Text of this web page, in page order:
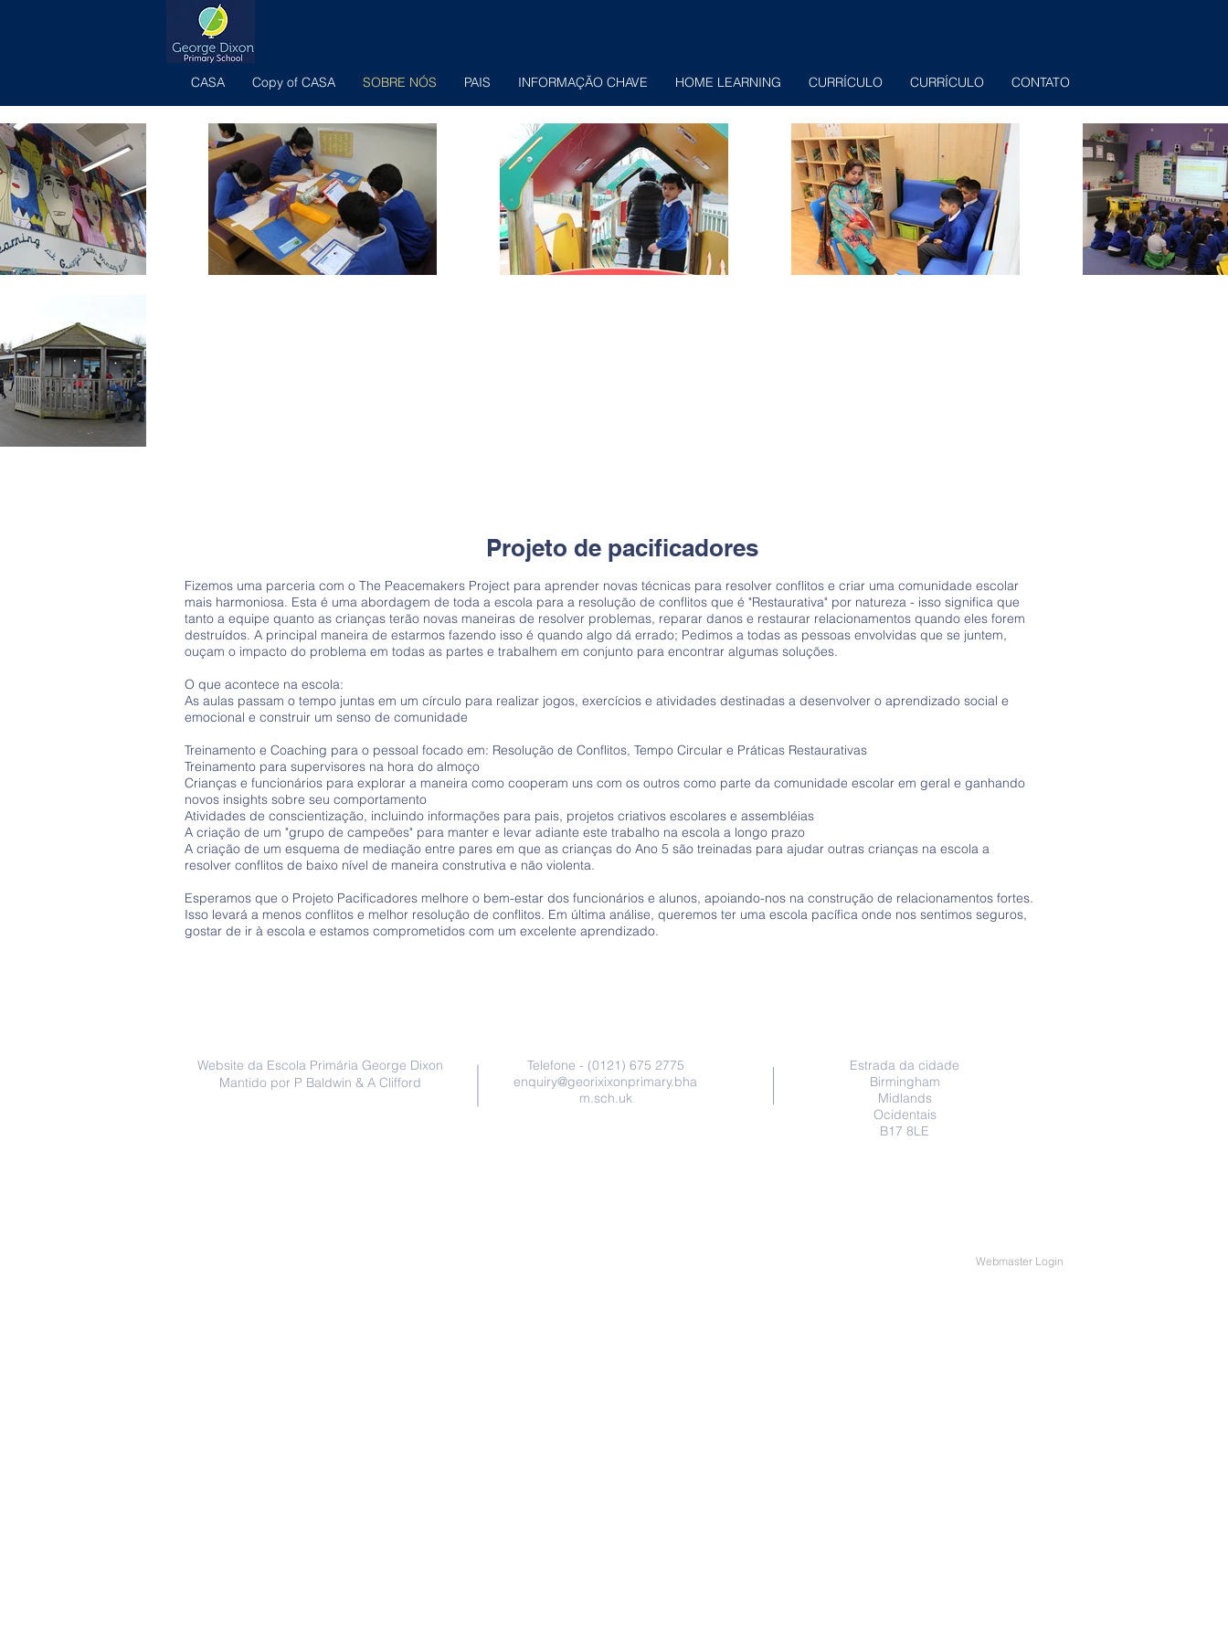
CASA Copy of CASA SOBRE NÓS PAIS INFORMAÇÃO CHAVE HOME LEARNING CURRÍCULO CURRÍCULO CONTATO
Projeto de pacificadores
Fizemos uma parceria com o The Peacemakers Project para aprender novas técnicas para resolver conflitos e criar uma comunidade escolar
mais harmoniosa. Esta é uma abordagem de toda a escola para a resolução de conflitos que é "Restaurativa" por natureza - isso significa que
tanto a equipe quanto as crianças terão novas maneiras de resolver problemas, reparar danos e restaurar relacionamentos quando eles forem
destruídos. A principal maneira de estarmos fazendo isso é quando algo dá errado; Pedimos a todas as pessoas envolvidas que se juntem,
ouçam o impacto do problema em todas as partes e trabalhem em conjunto para encontrar algumas soluções.
O que acontece na escola:
As aulas passam o tempo juntas em um círculo para realizar jogos, exercícios e atividades destinadas a desenvolver o aprendizado social e
emocional e construir um senso de comunidade
Treinamento e Coaching para o pessoal focado em: Resolução de Conflitos, Tempo Circular e Práticas Restaurativas
Treinamento para supervisores na hora do almoço
Crianças e funcionários para explorar a maneira como cooperam uns com os outros como parte da comunidade escolar em geral e ganhando
novos insights sobre seu comportamento
Atividades de conscientização, incluindo informações para pais, projetos criativos escolares e assembléias
A criação de um "grupo de campeões" para manter e levar adiante este trabalho na escola a longo prazo
A criação de um esquema de mediação entre pares em que as crianças do Ano 5 são treinadas para ajudar outras crianças na escola a
resolver conflitos de baixo nível de maneira construtiva e não violenta.
Esperamos que o Projeto Pacificadores melhore o bem-estar dos funcionários e alunos, apoiando-nos na construção de relacionamentos fortes.
Isso levará a menos conflitos e melhor resolução de conflitos. Em última análise, queremos ter uma escola pacífica onde nos sentimos seguros,
gostar de ir à escola e estamos comprometidos com um excelente aprendizado.
Website da Escola Primária George Dixon
Mantido por P Baldwin & A Clifford
Telefone - (0121) 675 2775
enquiry@georixixonprimary.bha
m.sch.uk
Estrada da cidade
Birmingham
Midlands
Ocidentais
B17 8LE
Webmaster Login